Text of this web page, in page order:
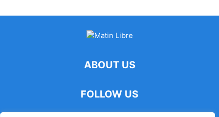
ABOUT US
FOLLOW US